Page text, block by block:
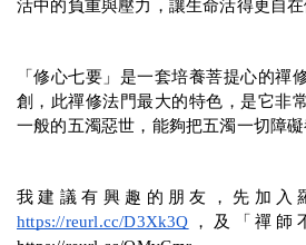
活中的負重與壓力，讓生命活得更自在
「修心七要」是一套培養菩提心的禪
創，此禪修法門最大的特色，是它非
一般的五濁惡世，能夠把五濁一切障礙
我建議有興趣的朋友，先加入
https://reurl.cc/D3Xk3Q ，及「禪師